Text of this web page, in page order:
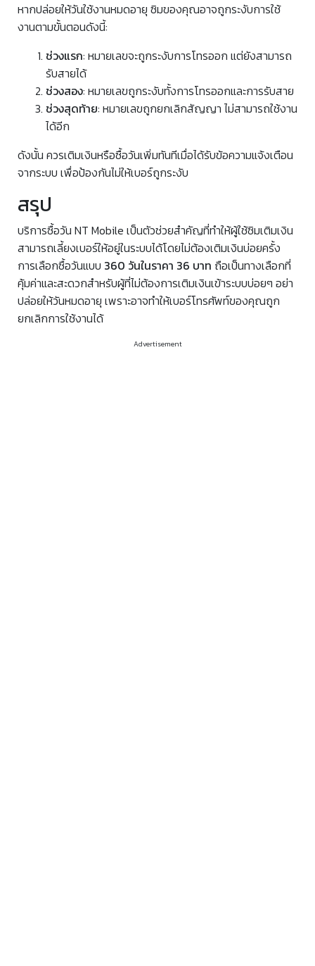
หากปล่อยให้วันใช้งานหมดอายุ ซิมของคุณอาจถูกระงับการใช้
งานตามขั้นตอนดังนี้:
ช่วงแรก: หมายเลขจะถูกระงับการโทรออก แต่ยังสามารถ
รับสายได้
ช่วงสอง: หมายเลขถูกระงับทั้งการโทรออกและการรับสาย
ช่วงสุดท้าย: หมายเลขถูกยกเลิกสัญญา ไม่สามารถใช้งาน
ได้อีก
ดังนั้น ควรเติมเงินหรือซื้อวันเพิ่มทันทีเมื่อได้รับข้อความแจ้งเตือน
จากระบบ เพื่อป้องกันไม่ให้เบอร์ถูกระงับ
สรุป
บริการซื้อวัน NT Mobile เป็นตัวช่วยสำคัญที่ทำให้ผู้ใช้ซิมเติมเงิน
สามารถเลี้ยงเบอร์ให้อยู่ในระบบได้โดยไม่ต้องเติมเงินบ่อยครั้ง
การเลือกซื้อวันแบบ 360 วันในราคา 36 บาท ถือเป็นทางเลือกที่
คุ้มค่าและสะดวกสำหรับผู้ที่ไม่ต้องการเติมเงินเข้าระบบบ่อยๆ อย่า
ปล่อยให้วันหมดอายุ เพราะอาจทำให้เบอร์โทรศัพท์ของคุณถูก
ยกเลิกการใช้งานได้
Advertisement